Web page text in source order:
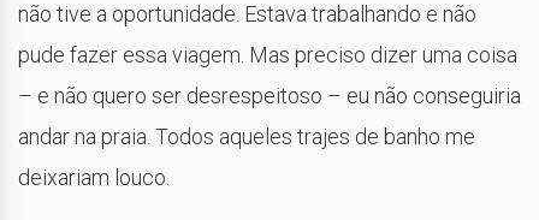
não tive a oportunidade. Estava trabalhando e não
pude fazer essa viagem. Mas preciso dizer uma coisa
– e não quero ser desrespeitoso – eu não conseguiria
andar na praia. Todos aqueles trajes de banho me
deixariam louco.